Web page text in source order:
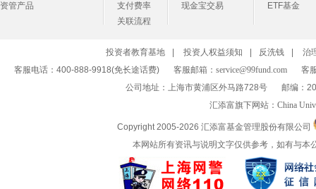
资管产品
支付费率
关联流程
现金宝交易
ETF基金
投资者教育基地 投资人权益须知 反洗钱
治
客服电话：400-888-9918(免长途话费)
客服邮箱： service@99fund.com
客
公司地址：上海市黄浦区外马路728号
邮编：
汇添富旗下网站： China
Copyright 2005-2026 汇添富基金管理股份有限公司
本网站所有资讯与说明文字仅供参考，如有与本